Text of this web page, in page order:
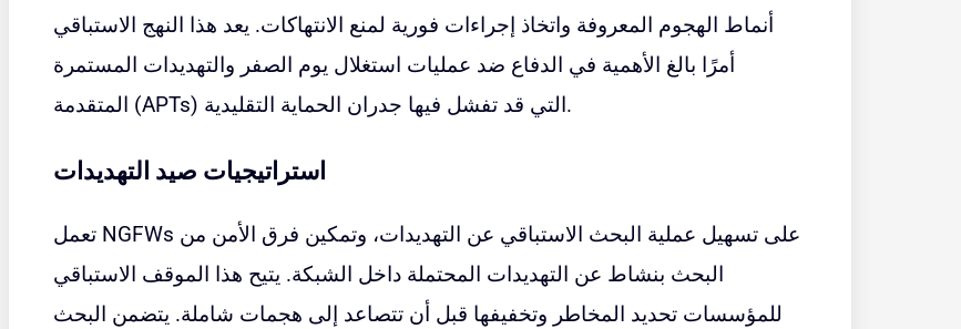
أنماط الهجوم المعروفة واتخاذ إجراءات فورية لمنع الانتهاكات. يعد هذا النهج الاستباقي
أمرًا بالغ الأهمية في الدفاع ضد عمليات استغلال يوم الصفر والتهديدات المستمرة
المتقدمة (APTs) التي قد تفشل فيها جدران الحماية التقليدية.
استراتيجيات صيد التهديدات
تعمل NGFWs على تسهيل عملية البحث الاستباقي عن التهديدات، وتمكين فرق الأمن من
البحث بنشاط عن التهديدات المحتملة داخل الشبكة. يتيح هذا الموقف الاستباقي
للمؤسسات تحديد المخاطر وتخفيفها قبل أن تتصاعد إلى هجمات شاملة. يتضمن البحث